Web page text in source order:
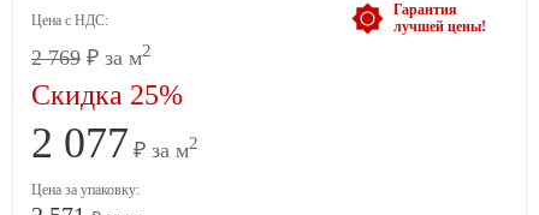
Гарантия
лучшей цены!
Цена с НДС:
2 769 ₽ за м2
Скидка 25%
2 077 ₽ за м2
Цена за упаковку: